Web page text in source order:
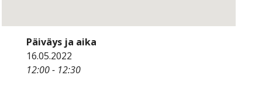
Päiväys ja aika
16.05.2022
12:00 - 12:30